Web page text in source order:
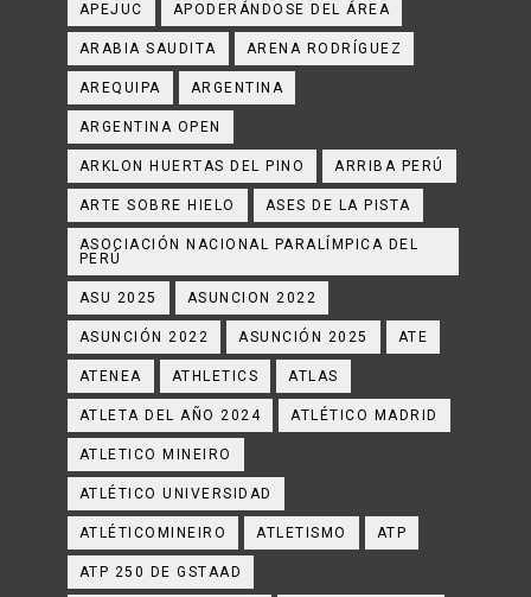
APEJUC APODERÁNDOSE DEL ÁREA
ARABIA SAUDITA ARENA RODRÍGUEZ
AREQUIPA ARGENTINA
ARGENTINA OPEN
ARKLON HUERTAS DEL PINO ARRIBA PERÚ
ARTE SOBRE HIELO ASES DE LA PISTA
ASOCIACIÓN NACIONAL PARALÍMPICA DEL
PERÚ
ASU 2025 ASUNCION 2022
ASUNCIÓN 2022 ASUNCIÓN 2025 ATE
ATENEA ATHLETICS ATLAS
ATLETA DEL AÑO 2024 ATLÉTICO MADRID
ATLETICO MINEIRO
ATLÉTICO UNIVERSIDAD
ATLÉTICOMINEIRO ATLETISMO ATP
ATP 250 DE GSTAAD